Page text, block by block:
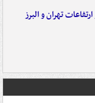
تهران و البرز